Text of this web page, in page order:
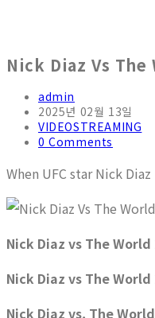
Nick Diaz Vs
admin
2025년 02월 13일
VIDEOSTREAMING
0 Comments
When UFC star Nick
Nick Diaz vs The
Nick Diaz vs The
Nick Diaz vs. The